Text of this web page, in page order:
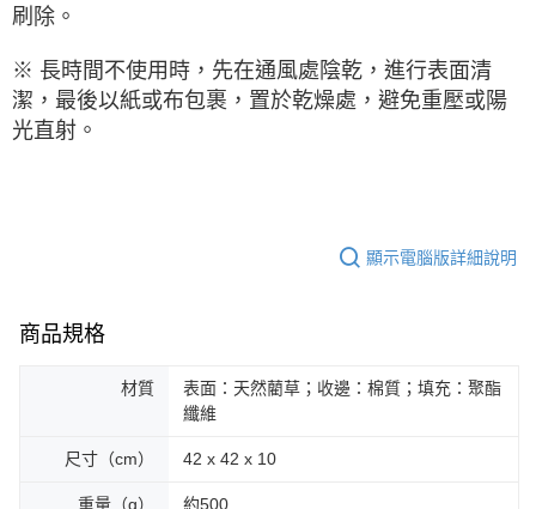
刷除。
※ 長時間不使用時，先在通風處陰乾，進行表面清
潔，最後以紙或布包裹，置於乾燥處，避免重壓或陽
光直射。
顯示電腦版詳細說明
商品規格
材質
表面：天然藺草；收邊：棉質；填充：聚酯
纖維
尺寸（cm） 42 x 42 x 10
重量（g） 約500